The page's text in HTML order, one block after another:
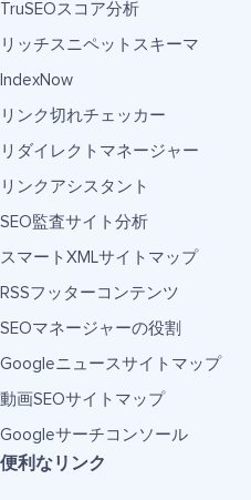
TruSEOスコア分析
リッチスニペットスキーマ
IndexNow
リンク切れチェッカー
リダイレクトマネージャー
リンクアシスタント
SEO監査サイト分析
スマートXMLサイトマップ
RSSフッターコンテンツ
SEOマネージャーの役割
Googleニュースサイトマップ
動画SEOサイトマップ
Googleサーチコンソール
便利なリンク